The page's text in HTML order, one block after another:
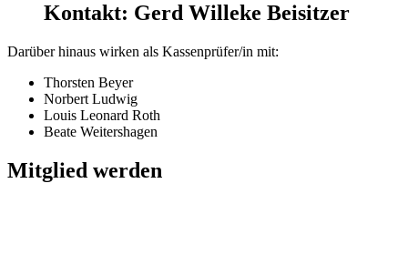
Kontakt: Gerd Willeke Beisitzer
Darüber hinaus wirken als Kassenprüfer/in mit:
Thorsten Beyer
Norbert Ludwig
Louis Leonard Roth
Beate Weitershagen
Mitglied werden